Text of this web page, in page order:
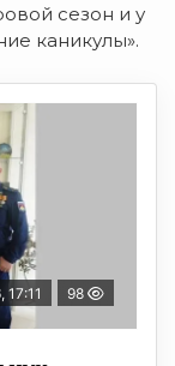
сезон и у
каникулы».
98